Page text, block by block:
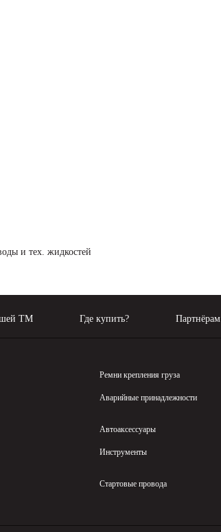
и тех. жидкостей
ТМ Где купить? Партнёрам
Ремни крепления груза
Аварийные принадлежности
Автоаксессуары
Инструменты
Стартовые провода